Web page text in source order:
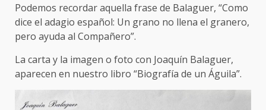
Podemos recordar aquella frase de Balaguer, “Como
dice el adagio español: Un grano no llena el granero,
pero ayuda al Compañero”.
La carta y la imagen o foto con Joaquín Balaguer,
aparecen en nuestro libro “Biografía de un Águila”.